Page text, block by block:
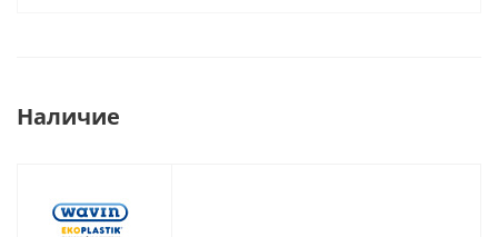
Наличие